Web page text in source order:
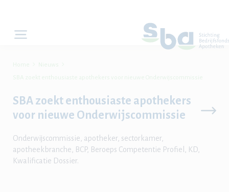
Home Nieuws
SBA zoekt enthousiaste apothekers voor nieuwe Onderwijscommissie
SBA zoekt enthousiaste apothekers
voor nieuwe Onderwijscommissie
Onderwijscommissie, apotheker, sectorkamer,
apotheekbranche, BCP, Beroeps Competentie Profiel, KD,
Kwalificatie Dossier.